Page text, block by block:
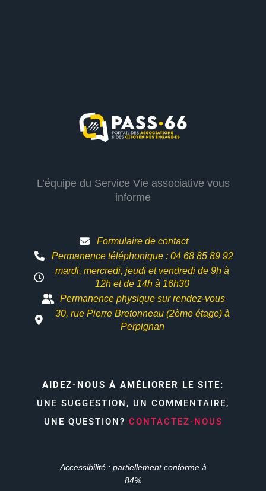
L’équipe du Service Vie associative vous
informe
Formulaire de contact
Permanence téléphonique : 04 68 85 89 92
mardi, mercredi, jeudi et vendredi de 9h à
12h etde 14h à 16h30
Permanence physique sur rendez-vous
30, rue Pierre Bretonneau (2ème étage) à
Perpignan
AIDEZ-NOUS À AMÉLIORER LE SITE:
UNE SUGGESTION, UN COMMENTAIRE,
UNE QUESTION? CONTACTEZ-NOUS
Accessibilité : partiellement conforme à
84%